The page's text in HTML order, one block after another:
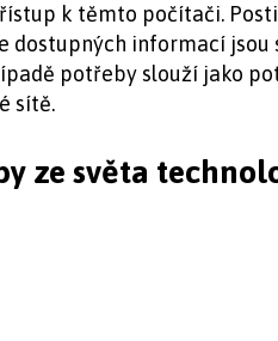
k těmto počítači.
dostupných informací
potřeby slouží jako
sítě.
ze světa